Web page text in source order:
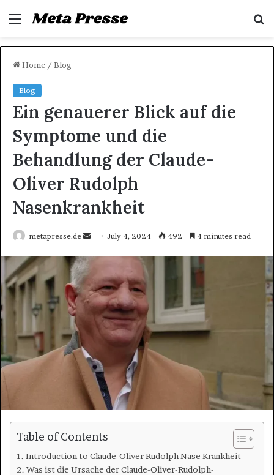
Menu
Home / Blog
Blog
Ein genauerer Blick auf die
Symptome und die
Behandlung der Claude-
Oliver Rudolph
Nasenkrankheit
metapresse.de
SendJuly 4, 2024 492 4 minutes read
Table of Contents
Introduction to Claude-Oliver Rudolph Nase Krankheit
Was ist die Ursache der Claude-Oliver-Rudolph-